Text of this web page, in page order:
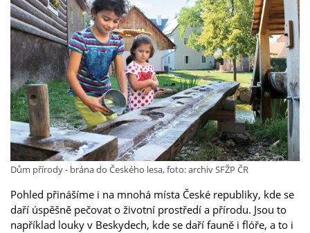
Dům přírody - brána do Českého lesa, foto: archiv SFŽP ČR
Pohled přinášíme i na mnohá místa České republiky, kde se
daří úspěšně pečovat o životní prostředí a přírodu. Jsou to
například louky v Beskydech, kde se daří fauně i flóře, a to i